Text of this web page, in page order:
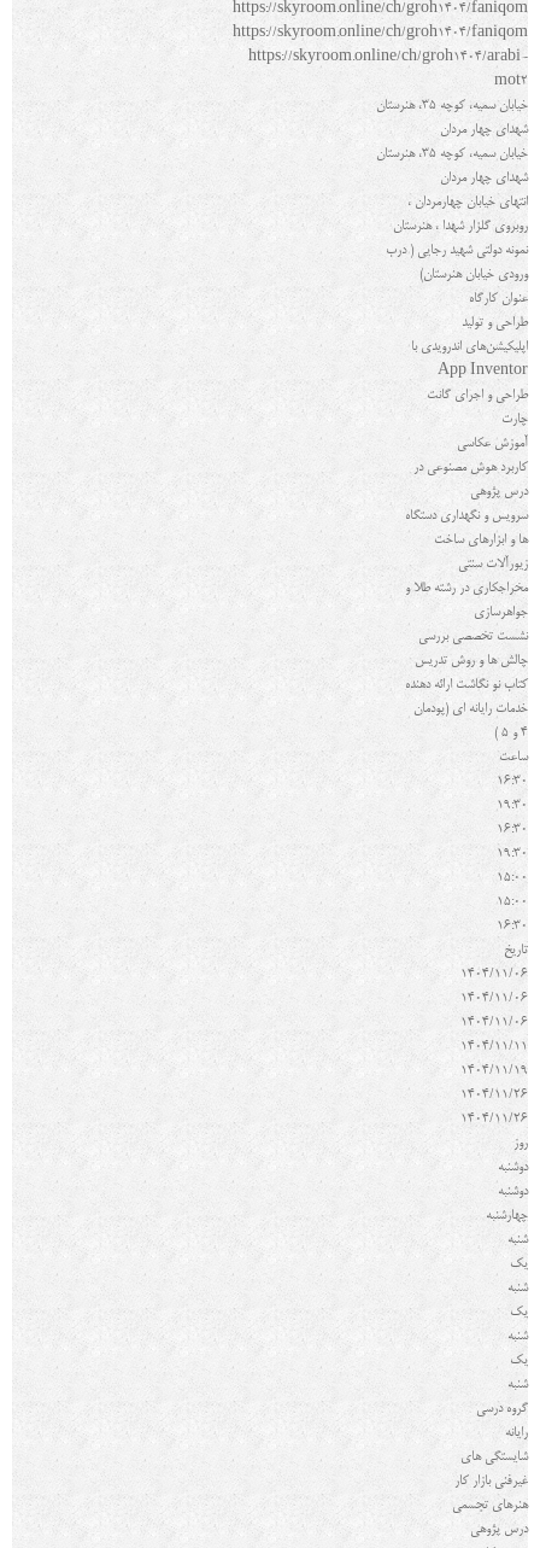
https://skyroom.online/ch/groh1404/faniqom
https://skyroom.online/ch/groh1404/faniqom
https://skyroom.online/ch/groh1404/arabi-
mot2
خیابان سمیه، کوچه 35، هنرستان
شهدای چهار مردان
خیابان سمیه، کوچه 35، هنرستان
شهدای چهار مردان
انتهاي خیابان چهارمردان ،
روبروي گلزار شهدا ، هنرستان
نمونه دولتی شهید رجایی ( درب
ورودي خیابان هنرستان)
عنوان کارگاه
طراحی و تولید
اپلیکیشن‌های اندرویدی با
App Inventor
طراحی و اجرای گانت
چارت
آموزش عکاسی
کاربرد هوش مصنوعی در
درس پژوهی
سرویس و نگهداری دستگاه
ها و ابزارهای ساخت
زیورآلات سنتی
مخراجکاری در رشته طلا و
جواهرسازی
نشست تخصصی بررسی
چالش ها و روش تدریس
کتاب نو نگاشت ارائه دهنده
خدمات رایانه اي (پودمان
4 و 5 )
ساعت
16:30
19:30
16:30
19:30
15:00
15:00
16:30
تاريخ
1404/11/06
1404/11/06
1404/11/06
1404/11/11
1404/11/19
1404/11/26
1404/11/26
روز
دوشنبه
دوشنبه
چهارشنبه
شنبه
یک
شنبه
یک
شنبه
یک
شنبه
گروه درسي
رایانه
شایستگی های
غیرفنی بازار كار
هنرهای تجسمی
درس پژوهی